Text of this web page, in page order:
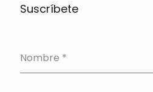
Suscríbete
Nombre *